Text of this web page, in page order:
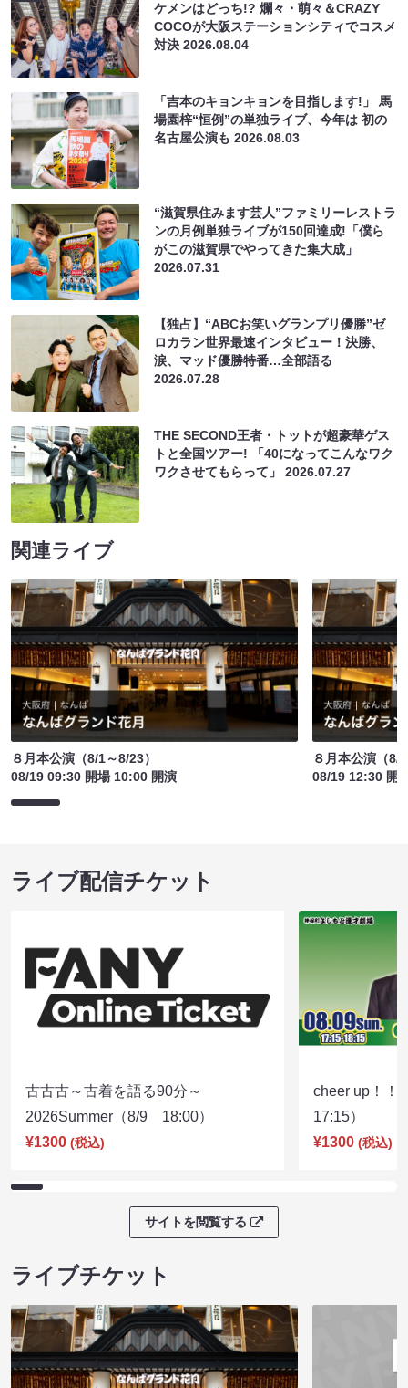
ケメンはどっち!? 爛々・萌々＆CRAZY
COCOが大阪ステーションシティでコスメ
対決2026.08.04
「吉本のキョンキョンを目指します!」 馬
場園梓“恒例”の単独ライブ、今年は 初の
名古屋公演も2026.08.03
“滋賀県住みます芸人”ファミリーレストラ
ンの月例単独ライブが150回達成!「僕ら
がこの滋賀県でやってきた集大成」
2026.07.31
【独占】“ABCお笑いグランプリ優勝”ゼ
ロカラン世界最速インタビュー！決勝、
涙、マッド優勝特番…全部語る
2026.07.28
THE SECOND王者・トットが超豪華ゲス
トと全国ツアー! 「40になってこんなワク
ワクさせてもらって」2026.07.27
関連ライブ
８月本公演（8/1～8/23）
08/19 09:30 開場 10:00 開演
８月本公演（8/
08/19 12:30 開
ライブ配信チケット
古古古～古着を語る90分～
2026Summer（8/9 18:00）
¥1300 (税込)
cheer up！
17:15）
¥1300 (税込)
サイトを閲覧する
ライブチケット